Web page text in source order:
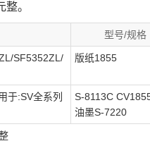
。
型号/规格
SF5352ZL/
版纸1855
于:SV全系列
S-8113C
油墨S-7220